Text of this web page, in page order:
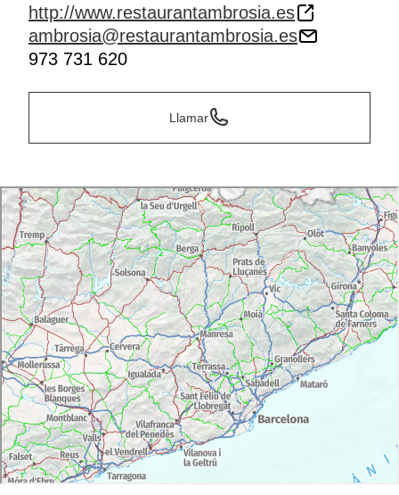
http://www.restaurantambrosia.es
ambrosia@restaurantambrosia.es
973 731 620
Llamar